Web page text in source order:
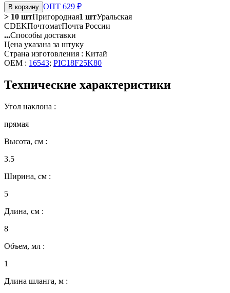
В корзину ОПТ 629 ₽
> 10 штПригородная1 штУральская
CDEKПочтоматПочта России
...Способы доставки
Цена указана за штуку
Страна изготовления : Китай
OEM : 16543; PIC18F25K80
Технические характеристики
Угол наклона :
прямая
Высота, см :
3.5
Ширина, см :
5
Длина, см :
8
Объем, мл :
1
Длина шланга, м :